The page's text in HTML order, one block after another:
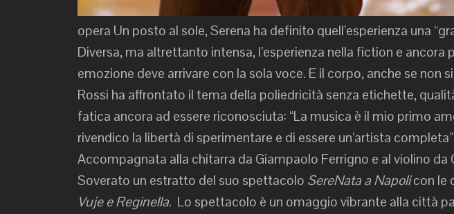
opera Un posto al sole, Serena ha definito quell’esperienza una
Diversa, ma altrettanto intensa, l’esperienza nella fiction e
emozione deve arrivare con la sola voce. E il corpo, anche se non
Rossi ha affrontato il tema della poliedricità senza etichette,
fatica ancora ad essere riconosciuta: “La musica è il mio primo
rivendico la libertà di sperimentare e di essere un’artista
Accompagnata alla chitarra da Giampaolo Ferrigno e al violino
Soverato un estratto del suo spettacolo SereNata a Napolicon le
Vuje e Reginella. Lo spettacolo è un omaggio vibrante alla città